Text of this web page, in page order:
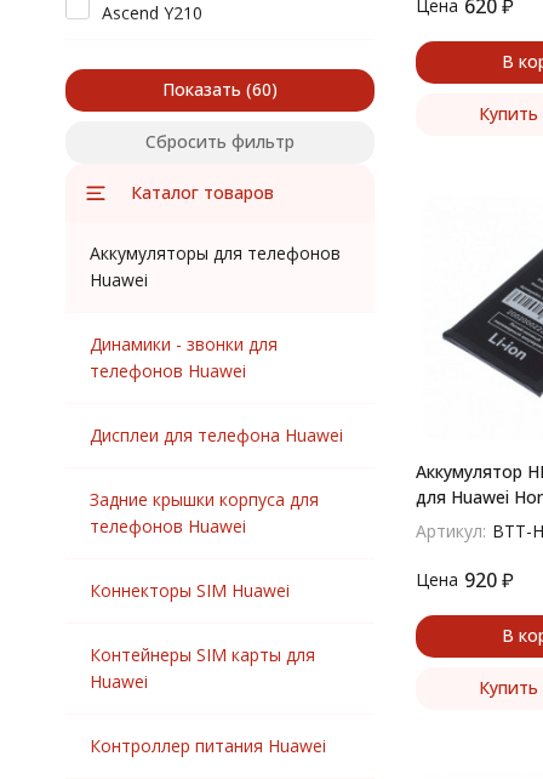
Цена 620 ₽
В
Купить
Аккумулятор
для Huawei
Артикул: BTT-
Цена 920 ₽
В
Купить
Ascend Y210
Ascend Y511
Ascend Y520
Ascend Y530
Ascend W2
Honor 2 U9508
Honor 3
Honor 4A
Honor 4C
Honor 4C Pro
Honor 5C
Honor 5X
Honor 6A
Honor 7
Honor 7A
Honor 7X
Показать
Сбросить фильтр
Каталог товаров
Аккумуляторы для телефонов
Huawei
Динамики - звонки для
телефонов Huawei
Дисплеи для телефона Huawei
Задние крышки корпуса для
телефонов Huawei
Коннекторы SIM Huawei
Контейнеры SIM карты для
Huawei
Контроллер питания Huawei